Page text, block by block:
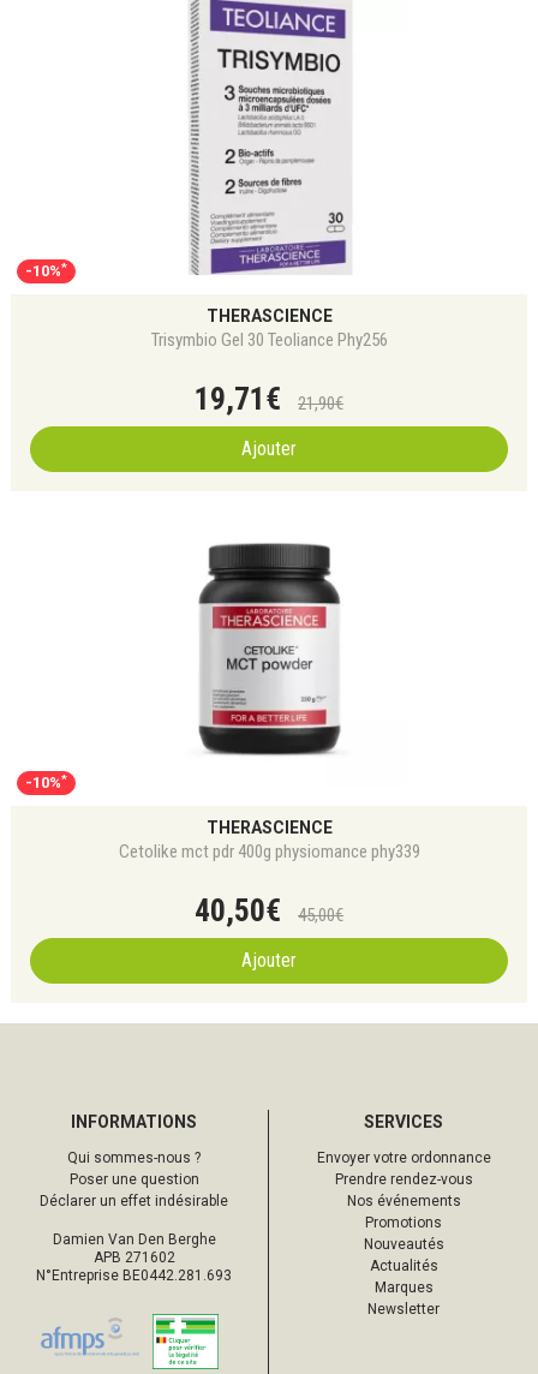
-10%*
THERASCIENCE
Trisymbio Gel 30 Teoliance Phy256
19,71€ 21,90€
Ajouter
-10%*
THERASCIENCE
Cetolike mct pdr 400g physiomance phy339
40,50€ 45,00€
Ajouter
INFORMATIONS
Qui sommes-nous ?
Poser une question
Déclarer un effet indésirable
Damien Van Den Berghe
APB 271602
N°Entreprise BE0442.281.693
SERVICES
Envoyer votre ordonnance
Prendre rendez-vous
Nos événements
Promotions
Nouveautés
Actualités
Marques
Newsletter